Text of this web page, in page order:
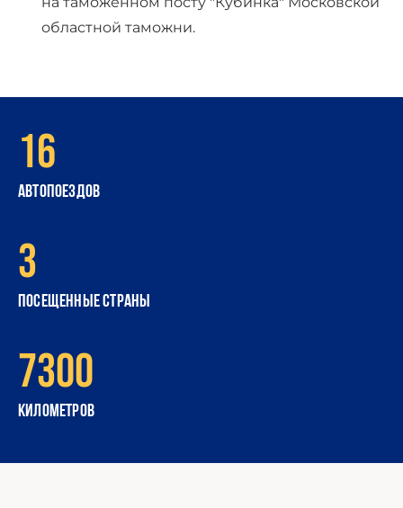
областной таможни.
16
автопоездов
3
посещенные страны
7300
километров